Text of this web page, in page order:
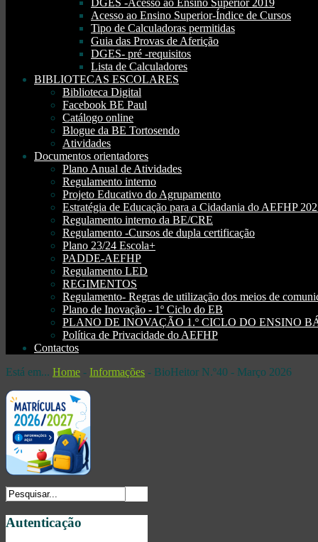
DGES -Acesso ao Ensino Superior 2019
Acesso ao Ensino Superior-Índice de Cursos
Tipo de Calculadoras permitidas
Guia das Provas de Aferição
DGES- pré -requisitos
Lista de Calculadores
BIBLIOTECAS ESCOLARES
Biblioteca Digital
Facebook BE Paul
Catálogo online
Blogue da BE Tortosendo
Atividades
Documentos orientadores
Plano Anual de Atividades
Regulamento interno
Projeto Educativo do Agrupamento
Estratégia de Educação para a Cidadania do AEFHP
Regulamento interno da BE/CRE
Regulamento -Cursos de dupla certificação
Plano 23/24 Escola+
PADDE-AEFHP
Regulamento LED
REGIMENTOS
Regulamento- Regras de utilização dos meios de
Plano de Inovação - 1º Ciclo do EB
PLANO DE INOVAÇÃO 1.º CICLO DO ENSINO
Política de Privacidade do AEFHP
Contactos
Está em... Home - Informações - BioHeitor N.º40 - Março 2026
Autenticação